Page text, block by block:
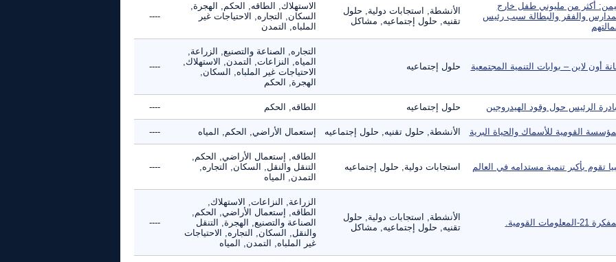
أكثر من مليوني طفل خارج
والفقر والبطالة سبب رئيس
الأنشطة, استجابات دولية, حلول
تقنيه, حلول إجتماعيه, مشاكل
الاستهلاك, الطاقه, الحكم, الهجرة,
السكان, التجاره, الاحتياجات غير
الملباه, التمدن
----
أون لاين – بوابات التنمية المجتمعية حلول إجتماعيه
التجاره, الصناعة والتصنيع, الزراعة,
المياه, النزاعات, التمدن, الاستهلاك,
الاحتياجات غير الملباه, السكان,
الهجرة, الحكم
----
الرئيس حول وقود الهيدروجين حلول إجتماعيه الطاقه, الحكم ----
القومية للأسماك والحياة البرية الأنشطة, حلول تقنيه, حلول إجتماعيه إستعمال الأراضي, الحكم, المياه ----
تقوم بأكبر تنمية مستدامه في العالم استجابات دولية, حلول إجتماعيه
الطاقه, إستعمال الأراضي, الحكم,
التنقل والنقل, السكان, التجاره,
التمدن, المياه
----
21-المعلومات القومية.
الأنشطة, استجابات دولية, حلول
تقنيه, حلول إجتماعيه, مشاكل
الزراعة, النزاعات, الاستهلاك,
الطاقه, إستعمال الأراضي, الحكم,
الصناعة والتصنيع, الهجرة, التنقل
والنقل, السكان, التجاره, الاحتياجات
غير الملباه, التمدن, المياه
----